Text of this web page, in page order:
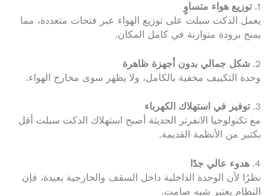
1. توزيع هواء متساوٍ
يعمل الدكت سبلت على توزيع الهواء عبر فتحات متعددة، مما
يمنح برودة متوازنة في كامل المكان.
2. شكل جمالي بدون أجهزة ظاهرة
وحدة التكييف مخفية بالكامل، ولا يظهر سوى مخارج الهواء.
3. توفير في استهلاك الكهرباء
مع تكنولوجيا الانفرتر الحديثة أصبح استهلاك الدكت سبلت أقل
بكثير من الأنظمة القديمة.
4. هدوء عالي جدًا
نظرًا لأن الوحدة الداخلية داخل السقف والخارجية بعيدة، فإن
النظام يعتبر شبه صامت.